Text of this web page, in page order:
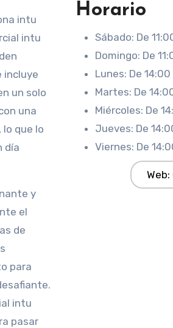
intu
intu
incluye
un solo
una
que lo
día
y
el
de
para
intu
pasar
Horario
Sábado: De
Domingo: De
Lunes: De
Martes: De
Miércoles: De
Jueves: De
Viernes: De